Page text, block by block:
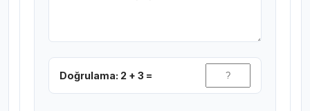
Doğrulama: 2 + 3 =